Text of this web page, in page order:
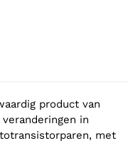
product van
in
met